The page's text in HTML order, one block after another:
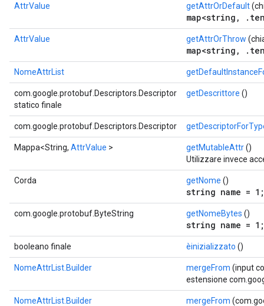
AttrValue getAttrOrDefault
map<string,
AttrValue getAttrOrThrow
map<string,
NomeAttrList
com.google.protobuf.Descriptors.Descriptor
statico finale
getDescrittore ()
com.google.protobuf.Descriptors.Descriptor
Mappa<String, AttrValue > getMutableAttr()
Utilizzare invece
Corda getNome ()
string name = 1;
com.google.protobuf.ByteString getNomeBytes ()
string name = 1;
booleano finale èinizializzato ()
NomeAttrList.Builder mergeFrom (input
estensione
NomeAttrList.Builder mergeFrom